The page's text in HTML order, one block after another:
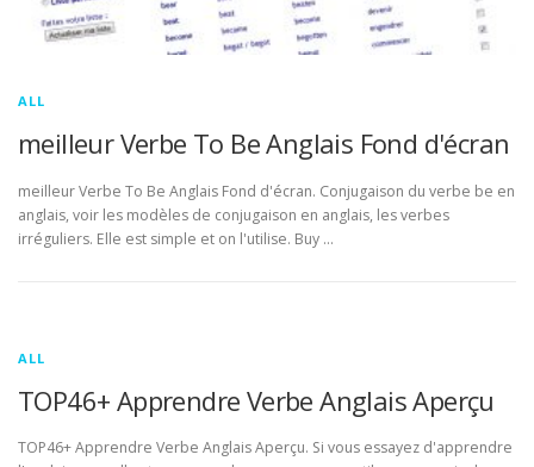
ALL
meilleur Verbe To Be Anglais Fond d'écran
meilleur Verbe To Be Anglais Fond d'écran. Conjugaison du verbe be en
anglais, voir les modèles de conjugaison en anglais, les verbes
irréguliers. Elle est simple et on l'utilise. Buy …
ALL
TOP46+ Apprendre Verbe Anglais Aperçu
TOP46+ Apprendre Verbe Anglais Aperçu. Si vous essayez d'apprendre